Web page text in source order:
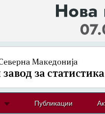
Публикации